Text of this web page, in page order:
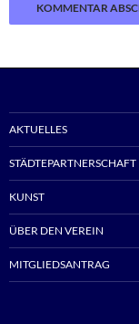
AKTUELLES
STÄDTEPARTNERSCHAFT
KUNST
ÜBER DEN VEREIN
MITGLIEDSANTRAG